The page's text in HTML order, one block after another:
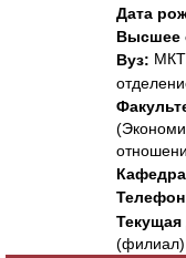
Дата
Высшее
Вуз:
Текущая
(филиал)